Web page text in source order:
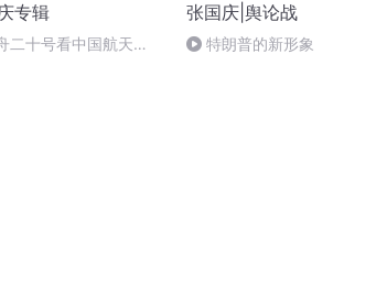
专辑
二十号看中国航天
张国庆|舆论战
特朗普的新形象